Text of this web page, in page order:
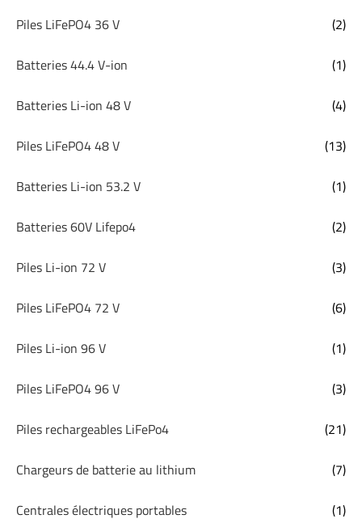
Piles LiFePO4 36 V (2)
Batteries 44.4 V-ion (1)
Batteries Li-ion 48 V (4)
Piles LiFePO4 48 V (13)
Batteries Li-ion 53.2 V (1)
Batteries 60V Lifepo4 (2)
Piles Li-ion 72 V (3)
Piles LiFePO4 72 V (6)
Piles Li-ion 96 V (1)
Piles LiFePO4 96 V (3)
Piles rechargeables LiFePo4 (21)
Chargeurs de batterie au lithium (7)
Centrales électriques portables (1)